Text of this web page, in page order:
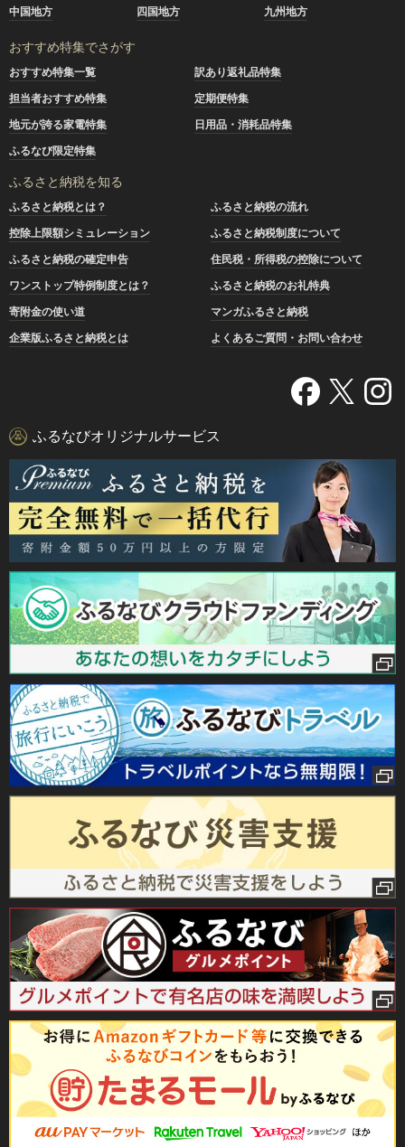
中国地方
四国地方 九州地方
おすすめ特集でさがす
おすすめ特集一覧
訳あり返礼品特集
担当者おすすめ特集
定期便特集
地元が誇る家電特集
日用品・消耗品特集
ふるなび限定特集
ふるさと納税を知る
ふるさと納税とは？
ふるさと納税の流れ
控除上限額シミュレーション
ふるさと納税制度について
ふるさと納税の確定申告
住民税・所得税の控除について
ワンストップ特例制度とは？
ふるさと納税のお礼特典
寄附金の使い道
マンガふるさと納税
企業版ふるさと納税とは
よくあるご質問・お問い合わせ
ふるなびオリジナルサービス